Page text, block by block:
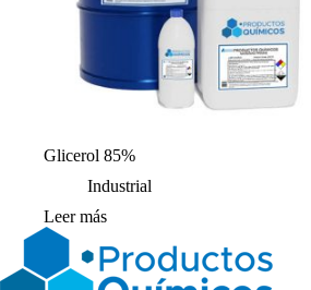
Glicerol 85%
Industrial
Leer más